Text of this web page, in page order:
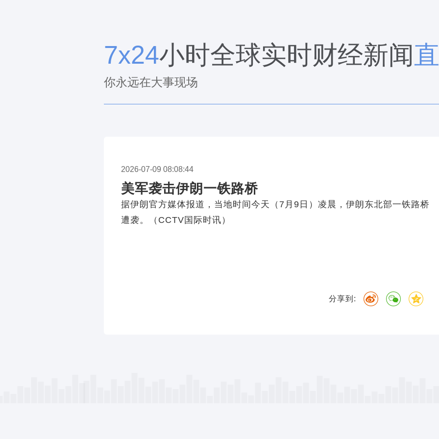
7x24小时全球实时财经新闻
你永远在大事现场
2026-07-09 08:08:44
美军袭击伊朗一铁路桥
据伊朗官方媒体报道，当地时间今天（7月9日）凌晨，伊朗东北部一铁路桥
遭袭。（CCTV国际时讯）
分享到: